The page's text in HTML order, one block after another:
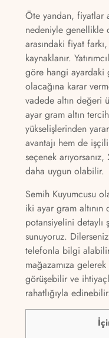
Öte yandan, fiyatlar
nedeniyle genellikle
arasındaki fiyat
kaynaklanır.
göre hangi ayardaki
olacağına karar
vadede altın değeri
ayar gram altın
yükselişlerinden
avantajı hem de
seçenek
daha uygun olabilir.
Semih Kuyumcusu
iki ayar gram altının
potansiyelini detaylı
sunuyoruz. Dilerseniz
telefonla bilgi
mağazamıza
görüşebilir ve
rahatlığıyla